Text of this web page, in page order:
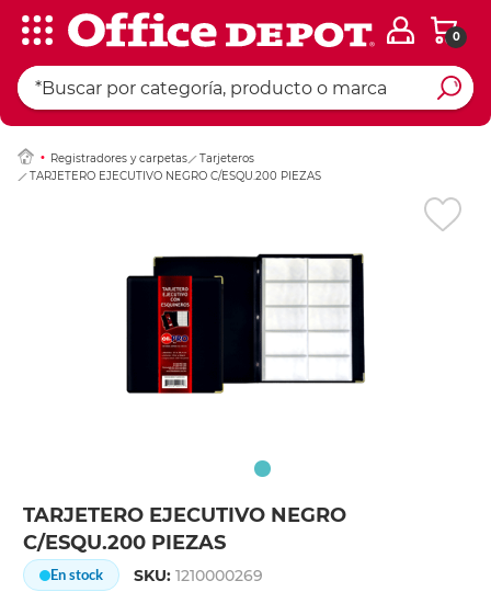
0
Registradores y carpetas
Tarjeteros
TARJETERO EJECUTIVO NEGRO C/ESQU.200 PIEZAS
TARJETERO EJECUTIVO NEGRO
C/ESQU.200 PIEZAS
En stock SKU:1210000269
Ingresar Codigo